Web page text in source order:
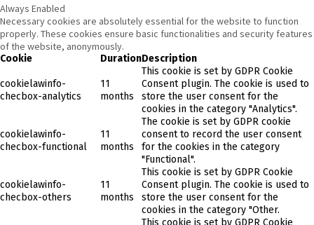
Always Enabled
Necessary cookies are absolutely essential for the website to function
properly. These cookies ensure basic functionalities and security features
of the website, anonymously.
Cookie DurationDescription
cookielawinfo-
checbox-analytics
11
months
This cookie is set by GDPR Cookie
Consent plugin. The cookie is used to
store the user consent for the
cookies in the category "Analytics".
cookielawinfo-
checbox-functional
11
months
The cookie is set by GDPR cookie
consent to record the user consent
for the cookies in the category
"Functional".
cookielawinfo-
checbox-others
11
months
This cookie is set by GDPR Cookie
Consent plugin. The cookie is used to
store the user consent for the
cookies in the category "Other.